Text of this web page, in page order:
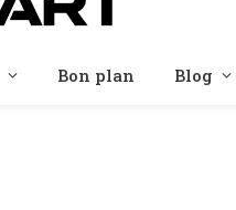
Bon plan Blog